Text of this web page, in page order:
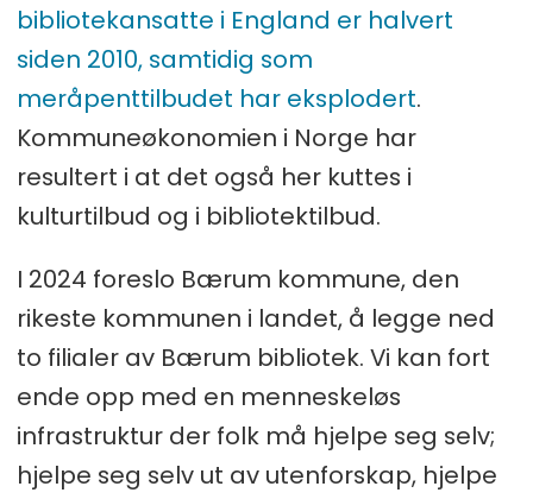
bibliotekansatte i England er halvert
siden 2010, samtidig som
meråpenttilbudet har eksplodert.
Kommuneøkonomien i Norge har
resultert i at det også her kuttes i
kulturtilbud og i bibliotektilbud.
I 2024 foreslo Bærum kommune, den
rikeste kommunen i landet, å legge ned
to filialer av Bærum bibliotek. Vi kan fort
ende opp med en menneskeløs
infrastruktur der folk må hjelpe seg selv;
hjelpe seg selv ut av utenforskap, hjelpe